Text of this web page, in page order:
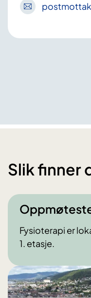
postmottak
Slik finner
Fysioterapi er
1. etasje.